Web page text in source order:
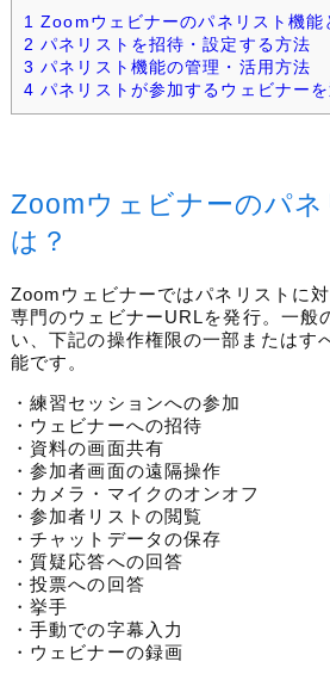
1 Zoomウェビナーのパネリスト機能
2 パネリストを招待・設定する方法
3 パネリスト機能の管理・活用方法
4 パネリストが参加するウェビナー
Zoomウェビナーのパネ
は？
Zoomウェビナーではパネリストに
専門のウェビナーURLを発行。 一般
い、下記の操作権限の一部またはす
能です。
・練習セッションへの参加
・ウェビナーへの招待
・資料の画面共有
・参加者画面の遠隔操作
・カメラ・マイクのオンオフ
・参加者リストの閲覧
・チャットデータの保存
・質疑応答への回答
・投票への回答
・挙手
・手動での字幕入力
・ウェビナーの録画